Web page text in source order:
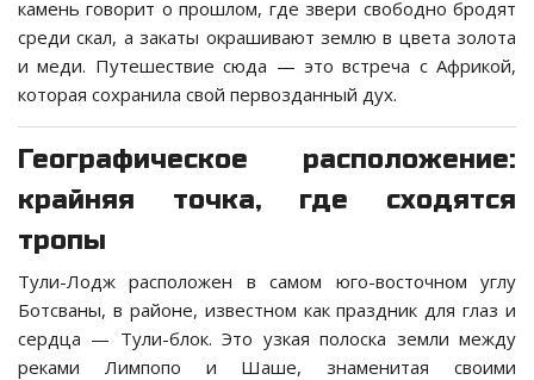
камень говорит о прошлом, где звери свободно бродят
среди скал, а закаты окрашивают землю в цвета золота
и меди. Путешествие сюда — это встреча с Африкой,
которая сохранила свой первозданный дух.
Географическое расположение:
крайняя точка, где сходятся
тропы
Тули-Лодж расположен в самом юго-восточном углу
Ботсваны, в районе, известном как праздник для глаз и
сердца — Тули-блок. Это узкая полоска земли между
реками Лимпопо и Шаше, знаменитая своими